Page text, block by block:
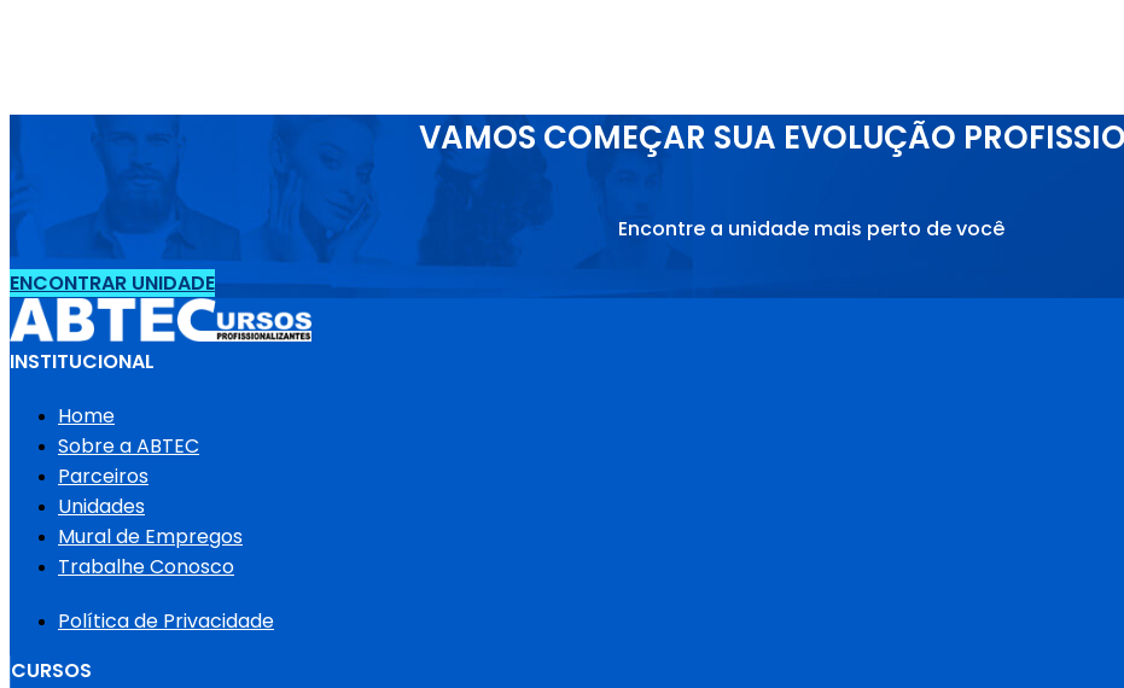
VAMOS COMEÇAR SUA EVOLUÇÃO
Encontre a unidade mais perto de você
ENCONTRAR UNIDADE
INSTITUCIONAL
Home
Sobre a ABTEC
Parceiros
Unidades
Mural de Empregos
Trabalhe Conosco
Política de Privacidade
CURSOS